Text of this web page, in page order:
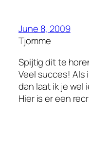
June 8, 2009
Tjomme
Spijtig dit te
Veel succes! Als
dan laat ik je wel
Hier is er een